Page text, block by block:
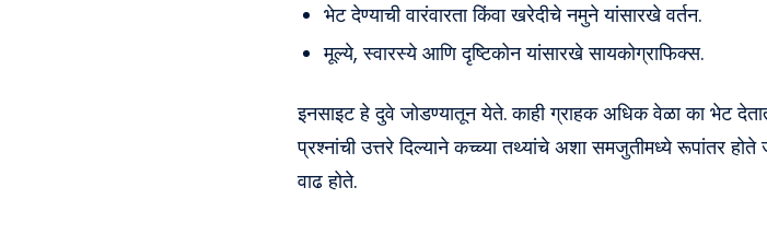
भेट देण्याची वारंवारता किंवा खरेदीचे नमुने यांसारखे वर्तन.
मूल्ये, स्वारस्ये आणि दृष्टिकोन यांसारखे सायकोग्राफिक्स.
इनसाइट हे दुवे जोडण्यातून येते. काही ग्राहक अधिक वेळा का भेट
प्रश्नांची उत्तरे दिल्याने कच्च्या तथ्यांचे अशा समजुतीमध्ये रूपांतर
वाढ होते.